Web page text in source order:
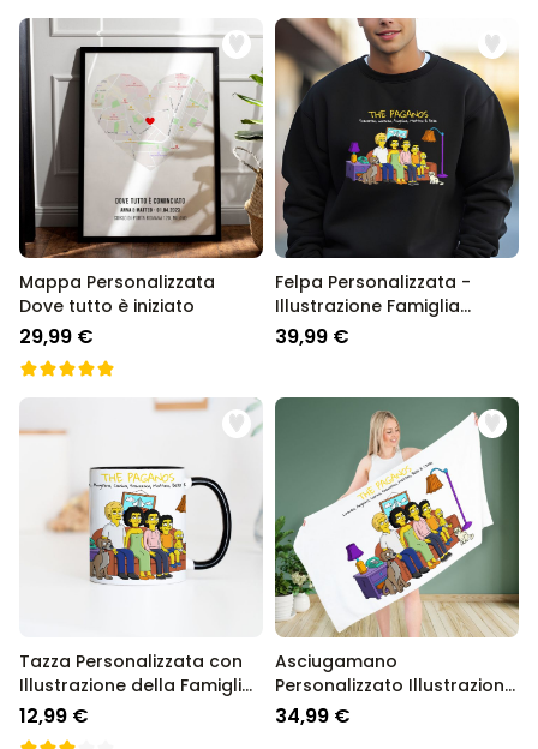
Mappa Personalizzata
Dove tutto è iniziato
29,99 €
Felpa Personalizzata -
Illustrazione Famiglia
Cartone Animato
39,99 €
Tazza Personalizzata con
Illustrazione della Famiglia
dei Cartoni Animati
12,99 €
Asciugamano
Personalizzato Illustrazione
della Famiglia Cartoni
34,99 €